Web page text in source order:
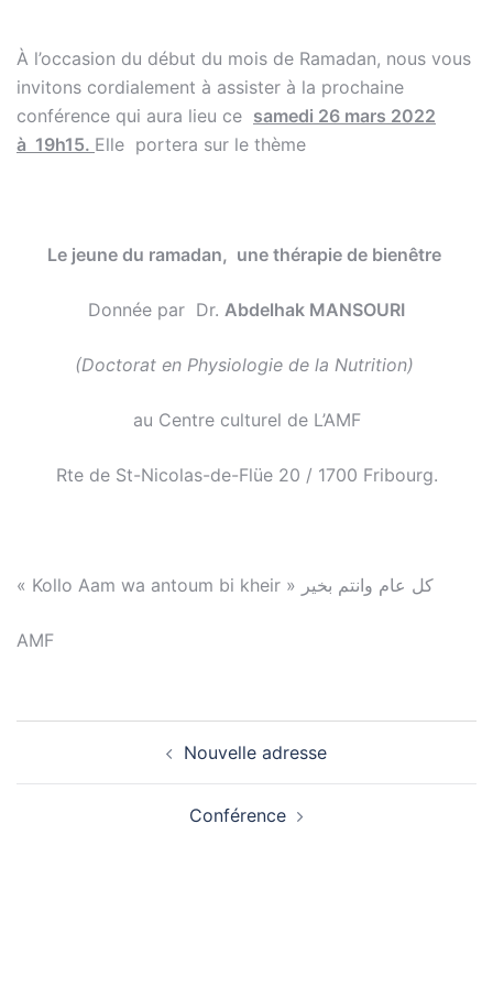
À l’occasion du début du mois de Ramadan, nous vous
invitons cordialement à assister à la prochaine
conférence qui aura lieu ce samedi 26 mars 2022
à 19h15. Elle portera sur le thème
Le jeune du ramadan, une thérapie de bienêtre
Donnée par Dr. Abdelhak MANSOURI
(Doctorat en Physiologie de la Nutrition)
au Centre culturel de L’AMF
Rte de St-Nicolas-de-Flüe 20 / 1700 Fribourg.
« Kollo Aam wa antoum bi kheir » كل عام وانتم بخير
AMF
Nouvelle adresse
Conférence